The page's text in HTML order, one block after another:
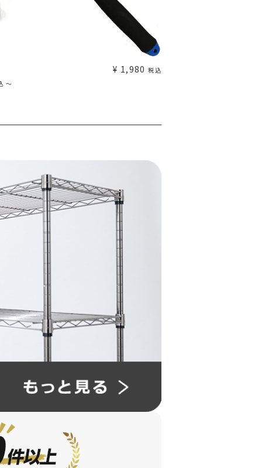
〜
¥ 1,980 税込